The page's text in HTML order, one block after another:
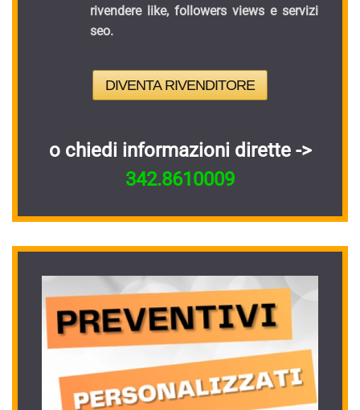
rivendere like, followers views e servizi
seo.
DIVENTA RIVENDITORE
o chiedi informazioni dirette ->
342.8610009